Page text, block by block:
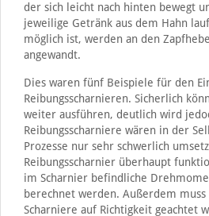
der sich leicht nach hinten bewegt
jeweilige Getränk aus dem Hahn
möglich ist, werden an den
angewandt.
Dies waren fünf Beispiele für den
Reibungsscharnieren. Sicherlich
weiter ausführen, deutlich wird
Reibungsscharniere wären in der
Prozesse nur sehr schwerlich
Reibungsscharnier überhaupt
im Scharnier befindliche
berechnet werden. Außerdem
Scharniere auf Richtigkeit geachtet